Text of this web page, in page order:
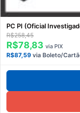
PC PI (Oficial
R$258,45
R$78,83 via PIX
R$87,59 via Boleto/